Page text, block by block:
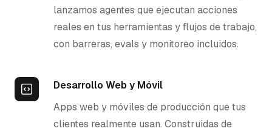
lanzamos agentes que ejecutan acciones
reales en tus herramientas y flujos de trabajo,
con barreras, evals y monitoreo incluidos.
Desarrollo Web y Móvil
Apps web y móviles de producción que tus
clientes realmente usan. Construidas de